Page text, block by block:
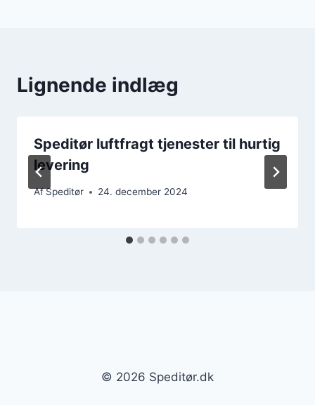
Lignende indlæg
Speditør luftfragt tjenester til hurtig
levering
AfSpeditør 24. december 2024
© 2026 Speditør.dk